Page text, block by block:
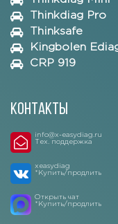
Thinkdiag Pro
Thinksafe
Kingbolen
CRP 919
Контакты
info@x-easydiag.ru
Тех. поддержка
xeasydiag
*Купить/продлить
Открыть чат
*Купить/продлить